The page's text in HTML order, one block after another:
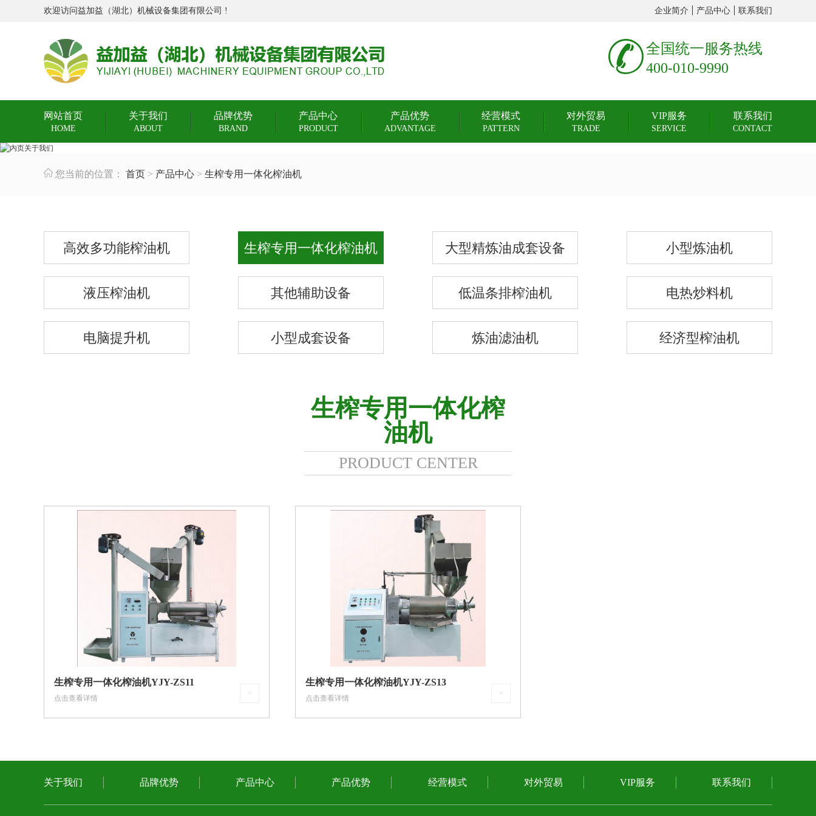
欢迎访问益加益（湖北）机械设备集团有限公司 ! 企业简介 产品中心 联系我们
全国统一服务热线
400-010-9990
网站首页
HOME
关于我们
ABOUT
品牌优势
BRAND
产品中心
PRODUCT
产品优势
ADVANTAGE
经营模式
PATTERN
对外贸易
TRADE
VIP服务
SERVICE
联系我们
CONTACT
您当前的位置： 首页 > 产品中心 > 生榨专用一体化榨油机
高效多功能榨油机 生榨专用一体化榨油机 大型精炼油成套设备 小型炼油机
液压榨油机 其他辅助设备 低温条排榨油机 电热炒料机
电脑提升机 小型成套设备 炼油滤油机 经济型榨油机
生榨专用一体化榨
油机
PRODUCT CENTER
>
生榨专用一体化榨油机YJY-ZS11
点击查看详情
>
生榨专用一体化榨油机YJY-ZS13
点击查看详情
关于我们 品牌优势 产品中心 产品优势 经营模式 对外贸易 VIP服务 联系我们